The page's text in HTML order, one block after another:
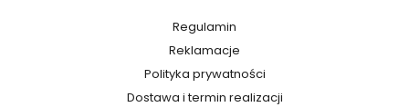
Regulamin
Reklamacje
Polityka prywatności
Dostawa i termin realizacji